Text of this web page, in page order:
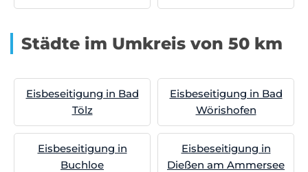
Städte im Umkreis von 50 km
Eisbeseitigung in Bad
Tölz
Eisbeseitigung in Bad
Wörishofen
Eisbeseitigung in
Buchloe
Eisbeseitigung in
Dießen am Ammersee